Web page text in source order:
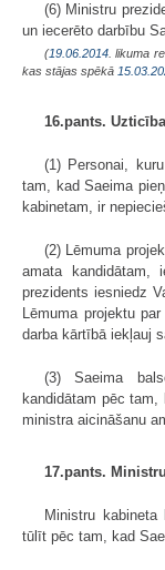
(6) Ministru
un iecerēto darbību
(19.06.2014. likuma
kas stājas spēkā
16.pants.
(1) Personai,
tam, kad Saeima
kabinetam, ir
(2) Lēmuma
amata kandidātam,
prezidents iesniedz
Lēmuma projektu
darba kārtībā iekļauj
(3) Saeima
kandidātam pēc
ministra aicināšanu
17.pants.
Ministru
tūlīt pēc tam, kad